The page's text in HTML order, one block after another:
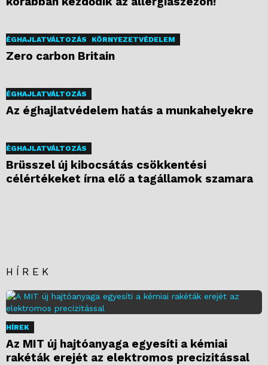
ÉGHAJLATVÁLTOZÁS KÖRNYEZETVÉDELEM
Zero carbon Britain
ÉGHAJLATVÁLTOZÁS
Az éghajlatvédelem hatás a munkahelyekre
ÉGHAJLATVÁLTOZÁS
Brüsszel új kibocsátás csökkentési
célértékeket írna elő a tagállamok szamara
HÍREK
HÍREK
Az MIT új hajtóanyaga egyesíti a kémiai
rakéták erejét az elektromos precizitással